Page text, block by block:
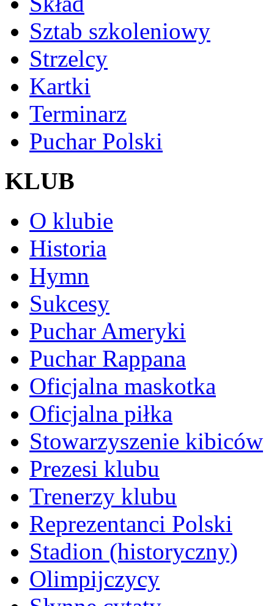
Sztab szkoleniowy
Strzelcy
Kartki
Terminarz
Puchar Polski
KLUB
O klubie
Historia
Hymn
Sukcesy
Puchar Ameryki
Puchar Rappana
Oficjalna maskotka
Oficjalna piłka
Stowarzyszenie kibiców
Prezesi klubu
Trenerzy klubu
Reprezentanci Polski
Stadion (historyczny)
Olimpijczycy